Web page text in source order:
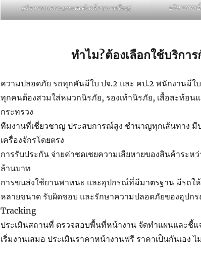
บริการรถเครนยกแทงค์เหล็กขนาดใหญ่ บริการรถเ
ทำไม?ต้องเลือกใช้บริการ
ความปลอดภัย รถทุกคันมีใบ ปจ.2 และ คป.2 พนักงานมีใ
ทุกคนต้องสวมใส่หมวกนิรภัย, รองเท้านิรภัย, เสื้อสะท้อ
กระทรวง
ทีมงานที่เชี่ยวชาญ ประสบการณ์สูง ชำนาญทุกเส้นทาง มี
เครื่องจักรโดยตรง
การรับประกัน จ่ายค่าชดเชยความเสียหายของสินค้าระห
ล้านบาท
การขนส่งใช้ยานพาหนะ และอุปกรณ์ที่มีมาตรฐาน มีรถใ
หลายขนาด รับผิดชอบ และรักษาความปลอดภัยของอุปก
Tracking
ประเมินสถานที่ ตรวจสอบพื้นที่หน้างาน จัดทำแผนและชี้
เริ่มงานเสมอ ประเมินราคาหน้างานฟรี ราคาเป็นกันเอง